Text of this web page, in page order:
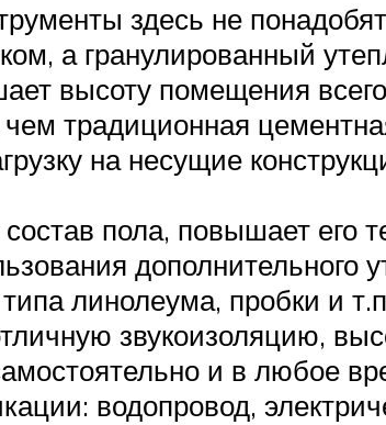
здесь не
а гранулированный
высоту помещения
традиционная
на несущие
пола, повышает его
дополнительного
линолеума, пробки и
звукоизоляцию,
и в любое
водопровод,